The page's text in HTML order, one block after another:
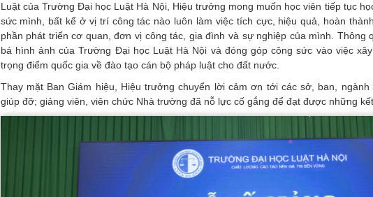
Luật của Trường Đại học Luật Hà Nội, Hiệu trưởng mong muốn học viên tiếp tục
sức mình, bất kể ở vị trí công tác nào luôn làm việc tích cực, hiệu quả, hoàn
phần phát triển cơ quan, đơn vị công tác, gia đình và sự nghiệp của mình. Thông
bá hình ảnh của Trường Đại học Luật Hà Nội và đóng góp công sức vào việc
trọng điểm quốc gia về đào tạo cán bộ pháp luật cho đất nước.
Thay mặt Ban Giám hiệu, Hiệu trưởng chuyển lời cảm ơn tới các sở, ban,
giúp đỡ; giảng viên, viên chức Nhà trường đã nỗ lực cố gắng để đạt được những